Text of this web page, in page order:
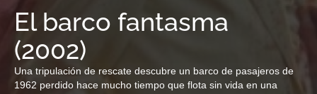
El barco fantasma
(2002)
Una tripulación de rescate descubre un barco de pasajeros de
1962 perdido hace mucho tiempo que flota sin vida en una